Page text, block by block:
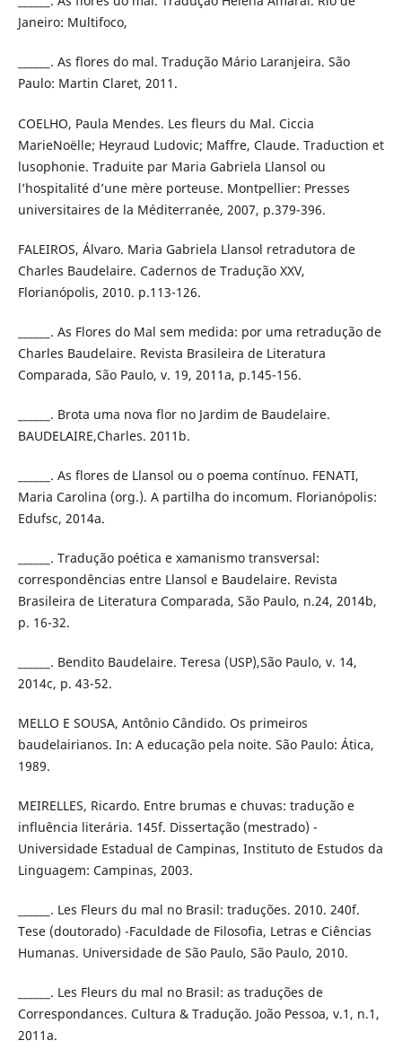
Janeiro: Multifoco,
______. As flores do mal. Tradução Mário Laranjeira. São
Paulo: Martin Claret, 2011.
COELHO, Paula Mendes. Les fleurs du Mal. Ciccia
MarieNoëlle; Heyraud Ludovic; Maffre, Claude. Traduction et
lusophonie. Traduite par Maria Gabriela Llansol ou
l’hospitalité d’une mère porteuse. Montpellier: Presses
universitaires de la Méditerranée, 2007, p.379-396.
FALEIROS, Álvaro. Maria Gabriela Llansol retradutora de
Charles Baudelaire. Cadernos de Tradução XXV,
Florianópolis, 2010. p.113-126.
______. As Flores do Mal sem medida: por uma retradução de
Charles Baudelaire. Revista Brasileira de Literatura
Comparada, São Paulo, v. 19, 2011a, p.145-156.
______. Brota uma nova flor no Jardim de Baudelaire.
BAUDELAIRE,Charles. 2011b.
______. As flores de Llansol ou o poema contínuo. FENATI,
Maria Carolina (org.). A partilha do incomum. Florianópolis:
Edufsc, 2014a.
______. Tradução poética e xamanismo transversal:
correspondências entre Llansol e Baudelaire. Revista
Brasileira de Literatura Comparada, São Paulo, n.24, 2014b,
p. 16-32.
______. Bendito Baudelaire. Teresa (USP),São Paulo, v. 14,
2014c, p. 43-52.
MELLO E SOUSA, Antônio Cândido. Os primeiros
baudelairianos. In: A educação pela noite. São Paulo: Ática,
1989.
MEIRELLES, Ricardo. Entre brumas e chuvas: tradução e
influência literária. 145f. Dissertação (mestrado) -
Universidade Estadual de Campinas, Instituto de Estudos da
Linguagem: Campinas, 2003.
______. Les Fleurs du mal no Brasil: traduções. 2010. 240f.
Tese (doutorado) -Faculdade de Filosofia, Letras e Ciências
Humanas. Universidade de São Paulo, São Paulo, 2010.
______. Les Fleurs du mal no Brasil: as traduções de
Correspondances. Cultura & Tradução. João Pessoa, v.1, n.1,
2011a.